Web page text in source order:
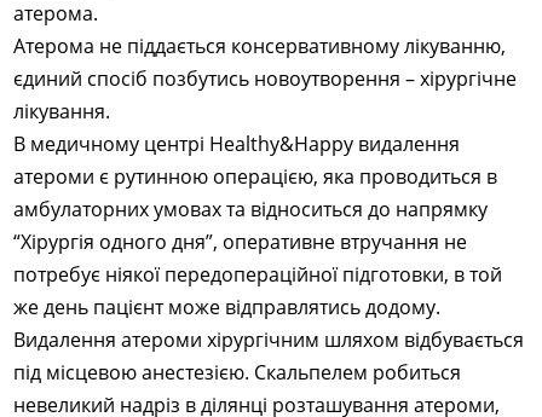
атерома.
Атерома не піддається консервативному лікуванню,
єдиний спосіб позбутись новоутворення – хірургічне
лікування.
В медичному центрі Healthy&Happy видалення
атероми є рутинною операцією, яка проводиться в
амбулаторних умовах та відноситься до напрямку
“Хірургія одного дня”, оперативне втручання не
потребує ніякої передопераційної підготовки, в той
же день пацієнт може відправлятись додому.
Видалення атероми хірургічним шляхом відбувається
під місцевою анестезією. Скальпелем робиться
невеликий надріз в ділянці розташування атероми,